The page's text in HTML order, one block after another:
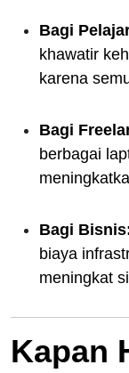
Bagi
khawatir
karena
Bagi
berbagai
Bagi
biaya
meningkat
Kapan